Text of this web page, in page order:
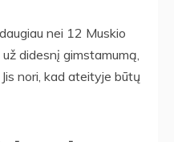
nei 12 Muskio
didesnį gimstamumą,
nori, kad ateityje būtų